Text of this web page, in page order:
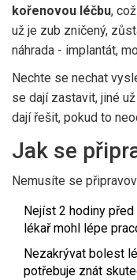
kořenovou léčbu,
už je zub zničený,
náhrada - implantát,
Nechte se nechat
se dají zastavit, jiné
dají řešit, pokud to
Jak se
Nemusíte se
Nejíst 2 hodiny
lékař mohl lépe
Nezakrývat bolest
potřebuje znát